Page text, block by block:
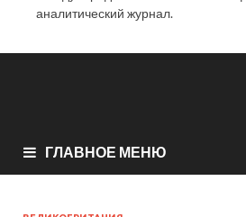
аналитический журнал.
ГЛАВНОЕ МЕНЮ